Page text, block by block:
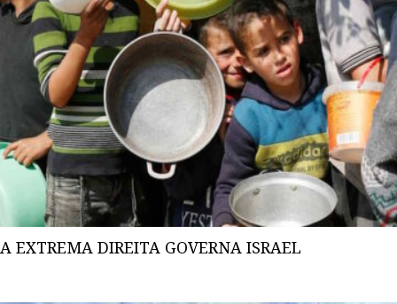
A EXTREMA DIREITA GOVERNA ISRAEL